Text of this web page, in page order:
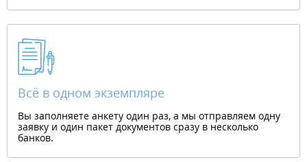
Всё в одном экземпляре
Вы заполняете анкету один раз, а мы отправляем одну
заявку и один пакет документов сразу в несколько
банков.